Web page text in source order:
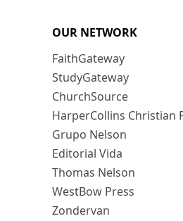
OUR NETWORK
FaithGateway
StudyGateway
ChurchSource
HarperCollins Christian
Grupo Nelson
Editorial Vida
Thomas Nelson
WestBow Press
Zondervan